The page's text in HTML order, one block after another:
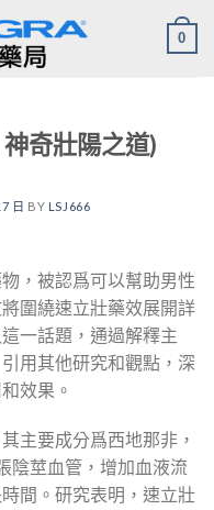
0
奇壯陽之道)
日 BY LSJ666
，被認爲可以幫助男性
圍繞速立壯藥效展開詳
一話題，通過解釋主
用其他研究和觀點，深
效果。
主要成分爲西地那非，
陰莖血管，增加血液流
間。研究表明，速立壯